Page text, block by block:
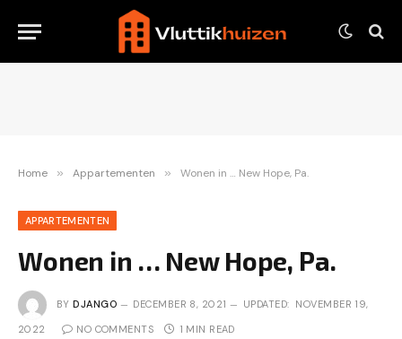
Home » Appartementen » Wonen in … New Hope, Pa.
APPARTEMENTEN
Wonen in … New Hope, Pa.
BY DJANGO DECEMBER 8, 2021 UPDATED: NOVEMBER 19,
2022 NO COMMENTS 1 MIN READ